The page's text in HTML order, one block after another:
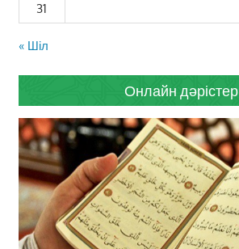
31
« Шіл
Онлайн дәрістер